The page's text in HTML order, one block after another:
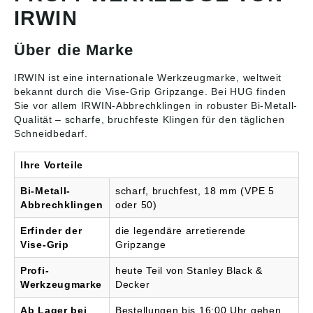
Dachpappen Angaben
gemäß
dnung ((EU) 2023/998):
Outdoor GmbH,
Wiesenstraße 9, 66129
Saarbrücken, DE,
mtdeurope@mtdproduct
s.com
Outdoor GmbH,
Wiesenstraße 9, 66129
Saarbrücken, DE,
mtdeurope@mtdproduct
s.com
IRWIN
Über die Marke
IRWIN ist eine internationale Werkzeugmarke, weltweit
bekannt durch die Vise-Grip Gripzange. Bei HUG finden
Sie vor allem IRWIN-Abbrechklingen in robuster Bi-Metall-
Qualität – scharfe, bruchfeste Klingen für den täglichen
Schneidbedarf.
Ihre Vorteile
Bi-Metall-
Abbrechklingen
scharf, bruchfest, 18 mm (VPE 5
oder 50)
Erfinder der
Vise-Grip
die legendäre arretierende
Gripzange
Profi-
Werkzeugmarke
heute Teil von Stanley Black &
Decker
Ab Lager bei Bestellungen bis 16:00 Uhr gehen